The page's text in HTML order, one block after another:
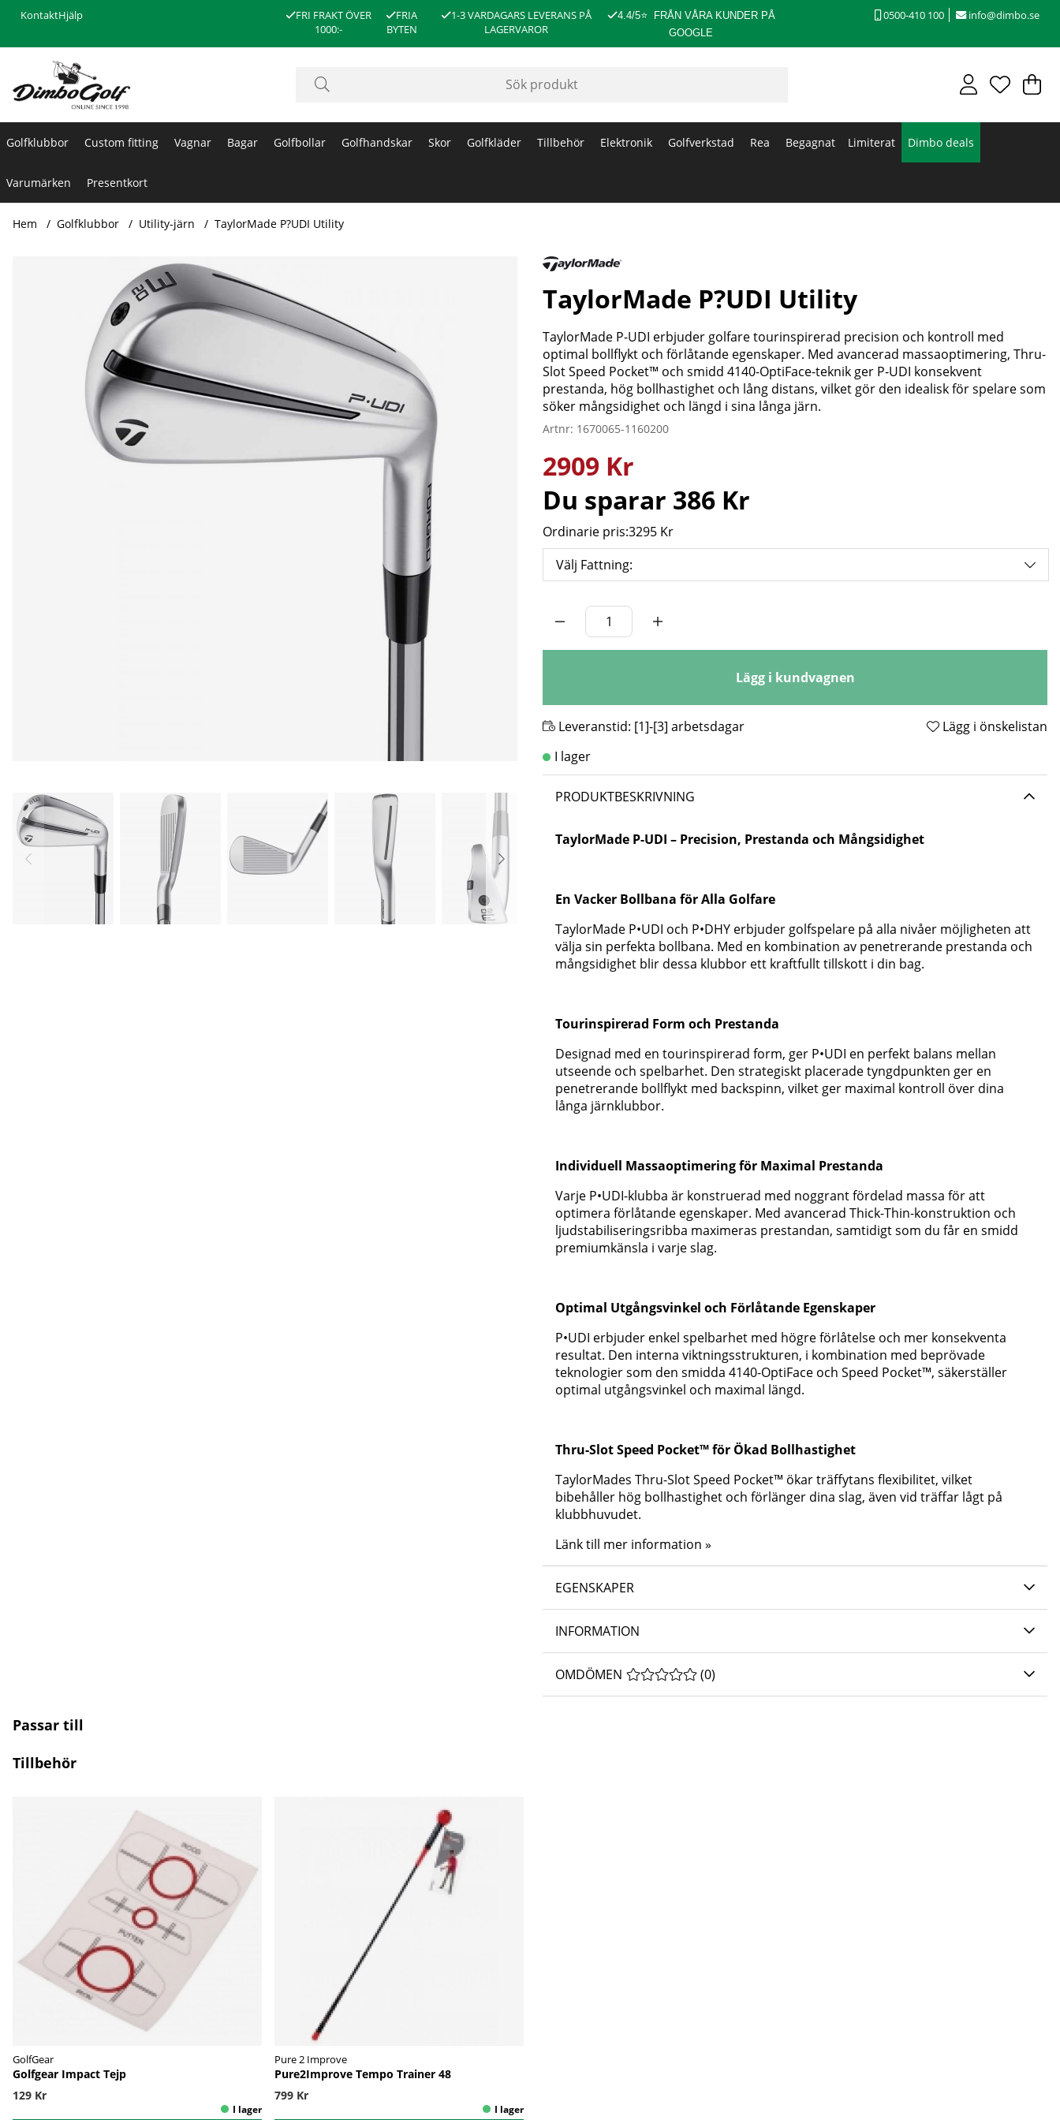
KontaktHjälp
FRI FRAKT ÖVER
1000:-
FRIA
BYTEN
1-3 VARDAGARS LEVERANS PÅ
LAGERVAROR
4.4/5⭐
FRÅN VÅRA KUNDER PÅ
GOOGLE
0500-410 100 info@dimbo.se
.
Golfklubbor Custom fitting Vagnar Bagar Golfbollar Golfhandskar Skor Golfkläder Tillbehör Elektronik Golfverkstad Rea Begagnat Limiterat Dimbo deals
Varumärken Presentkort
Hem Golfklubbor Utility-järn TaylorMade P?UDI Utility
Produktbilder TaylorMade P?UDI Utility
TaylorMade P?UDI Utility
TaylorMade P-UDI erbjuder golfare tourinspirerad precision och kontroll med
optimal bollflykt och förlåtande egenskaper. Med avancerad massaoptimering, Thru-
Slot Speed Pocket™ och smidd 4140-OptiFace-teknik ger P-UDI konsekvent
prestanda, hög bollhastighet och lång distans, vilket gör den idealisk för spelare som
söker mångsidighet och längd i sina långa järn.
Artnr: 1670065-1160200
2909 Kr
Du sparar 386 Kr
Ordinarie pris:3295 Kr
Välj Fattning:
Lägg i kundvagnen
Leveranstid: [1]-[3] arbetsdagar Lägg i önskelistan
PRODUKTBESKRIVNING
TaylorMade P-UDI – Precision, Prestanda och Mångsidighet
En Vacker Bollbana för Alla Golfare
TaylorMade P•UDI och P•DHY erbjuder golfspelare på alla nivåer möjligheten att
välja sin perfekta bollbana. Med en kombination av penetrerande prestanda och
mångsidighet blir dessa klubbor ett kraftfullt tillskott i din bag.
Tourinspirerad Form och Prestanda
Designad med en tourinspirerad form, ger P•UDI en perfekt balans mellan
utseende och spelbarhet. Den strategiskt placerade tyngdpunkten ger en
penetrerande bollflykt med backspinn, vilket ger maximal kontroll över dina
långa järnklubbor.
Individuell Massaoptimering för Maximal Prestanda
Varje P•UDI-klubba är konstruerad med noggrant fördelad massa för att
optimera förlåtande egenskaper. Med avancerad Thick-Thin-konstruktion och
ljudstabiliseringsribba maximeras prestandan, samtidigt som du får en smidd
premiumkänsla i varje slag.
Optimal Utgångsvinkel och Förlåtande Egenskaper
P•UDI erbjuder enkel spelbarhet med högre förlåtelse och mer konsekventa
resultat. Den interna viktningsstrukturen, i kombination med beprövade
teknologier som den smidda 4140-OptiFace och Speed Pocket™, säkerställer
optimal utgångsvinkel och maximal längd.
Thru-Slot Speed Pocket™ för Ökad Bollhastighet
TaylorMades Thru-Slot Speed Pocket™ ökar träffytans flexibilitet, vilket
bibehåller hög bollhastighet och förlänger dina slag, även vid träffar lågt på
klubbhuvudet.
Länk till mer information »
EGENSKAPER
INFORMATION
OMDÖMEN MEDELBETYG 0 AV 5 ANTAL BETYG 0
(0)
Passar till
Tillbehör
GolfGear
Golfgear Impact Tejp
129 Kr
Pure 2 Improve
Pure2Improve Tempo Trainer 48
799 Kr